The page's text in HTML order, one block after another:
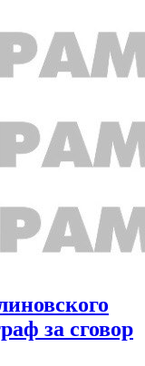
за сговор